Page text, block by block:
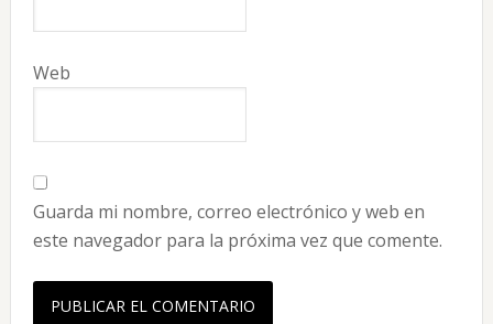
Web
Guarda mi nombre, correo electrónico y web en
este navegador para la próxima vez que comente.